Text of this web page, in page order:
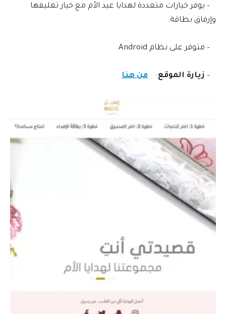
– يوفر خيارات متعددة لهدايا عيد الأم مع خيار تغليفها
وإرفاق بطاقة.
– متوفر على نظام Android.
– زيارة الموقع: من هنا